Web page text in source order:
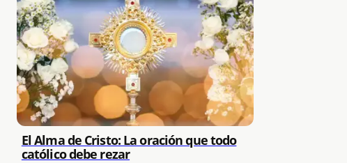
El Alma de Cristo: La oración que todo
católico debe rezar